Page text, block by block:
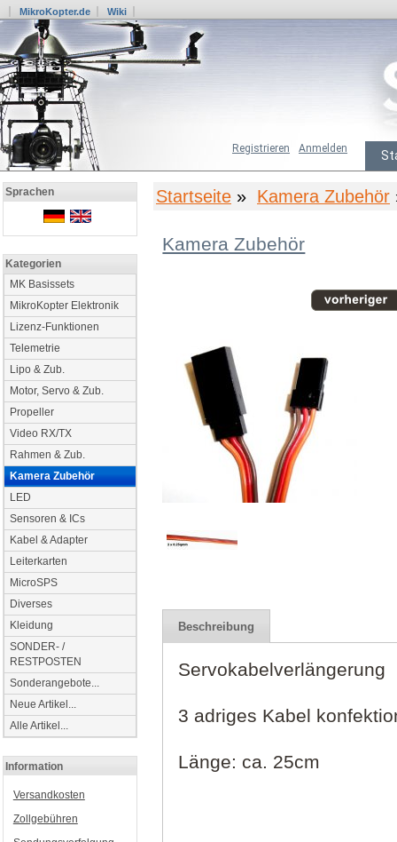
MikroKopter.de Wiki
Anmelden
Registrieren
Sprachen
Kategorien
MK Basissets
MikroKopter Elektronik
Lizenz-Funktionen
Telemetrie
Lipo & Zub.
Motor, Servo & Zub.
Propeller
Video RX/TX
Rahmen & Zub.
Kamera Zubehör
LED
Sensoren & ICs
Kabel & Adapter
Leiterkarten
MicroSPS
Diverses
Kleidung
SONDER- /
RESTPOSTEN
Sonderangebote...
Neue Artikel...
Alle Artikel...
Information
Versandkosten
Zollgebühren
Startseite » Kamera Zubehör
Kamera Zubehör
Beschreibung
Servokabelverlängerung
3 adriges Kabel
Länge: ca. 25cm